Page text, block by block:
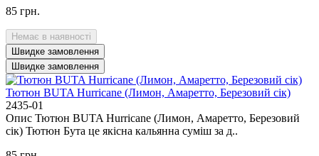
85 грн.
Немає в наявності
Швидке замовлення
Швидке замовлення
Тютюн BUTA Hurricane (Лимон, Амаретто, Березовий сік)
2435-01
Опис Тютюн BUTA Hurricane (Лимон, Амаретто, Березовий
сік) Тютюн Бута це якісна кальянна суміш за д..